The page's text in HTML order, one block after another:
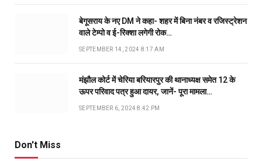
बेगूसराय के नए DM ने कहा- शहर में बिना नंबर व रजिस्ट्रेशन
वाले टेम्पो व ई-रिक्शा लगेगी रोक…
SEPTEMBER 14, 2024 8:17 AM
मंझौल कोर्ट में चेरिया बरियारपुर की थानाध्यक्ष समेत 12 के
ऊपर परिवाद पत्र हुआ दायर, जानें- पूरा मामला…
SEPTEMBER 6, 2024 8:42 PM
Don't Miss